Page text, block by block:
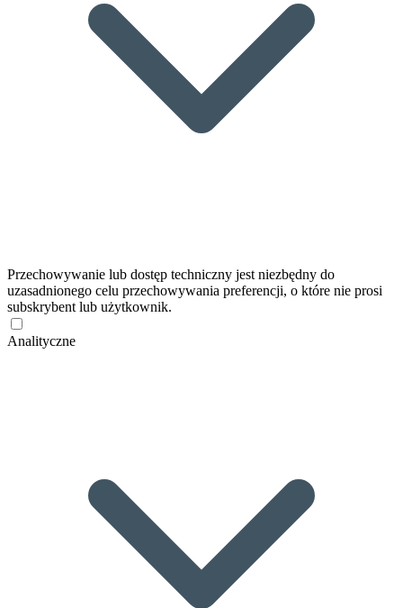
Przechowywanie lub dostęp techniczny jest niezbędny do
uzasadnionego celu przechowywania preferencji, o które nie prosi
subskrybent lub użytkownik.
Analityczne